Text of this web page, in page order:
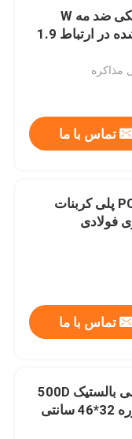
کلاه بالستیک تاکتیکی ضد مه W
Assault ساخته شده در ارتباط 1.9
تماس با ما
کلاه ضد شورش PC پلی کربنات
تماس با ما
جلیقه زرهی نظامی بالستیک 500D
نایلونی چند منظوره 32*46 سانتی